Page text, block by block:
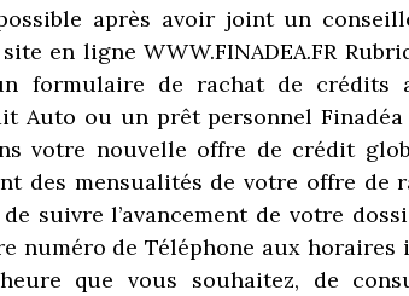
après avoir joint un
en ligne WWW.FINADEA.FR
formulaire de rachat de crédits
Auto ou un prêt personnel
votre nouvelle offre de crédit
des mensualités de votre offre de
suivre l’avancement de votre
numéro de Téléphone aux horaires
que vous souhaitez, de